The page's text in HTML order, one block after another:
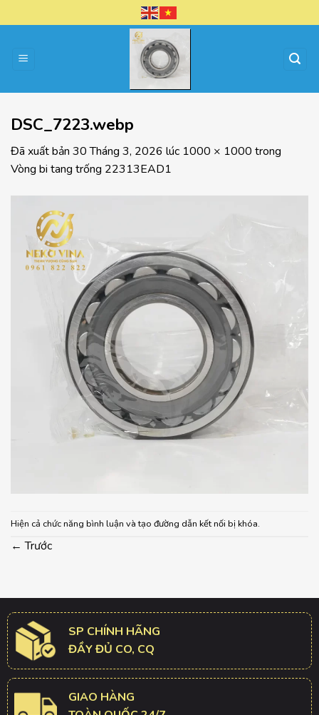
đến
dung
DSC_7223.webp
Đã xuất bản 30 Tháng 3, 2026 lúc 1000 × 1000 trong
Vòng bi tang trống 22313EAD1
Hiện cả chức năng bình luận và tạo đường dẫn kết nối bị khóa.
← Trước
SP CHÍNH HÃNG
ĐẦY ĐỦ CO, CQ
GIAO HÀNG